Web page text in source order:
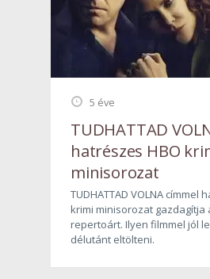
5 éve
TUDHATTAD
hatrészes HBO
minisorozat
TUDHATTAD VOLNA címmel
krimi minisorozat gazdagítja
repertoárt. Ilyen filmmel jól
délutánt eltölteni.